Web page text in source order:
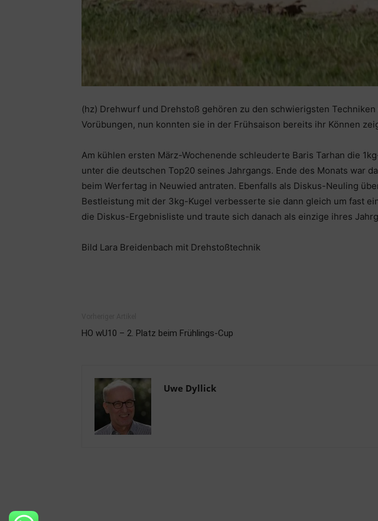
(hz) Drehwurf und Drehstoß gehören zu den schwierigsten
Vorübungen, nun konnten sie in der Frühsaison bereits ihr Können
Am kühlen ersten März-Wochenende schleuderte Baris Tarhan die
unter die deutschen Top20 seines Jahrgangs. Ende des Monats war
beim Werfertag in Neuwied antraten. Ebenfalls als Diskus-Neuling
Bestleistung mit der 3kg-Kugel verbesserte sie dann gleich um fast
die Diskus-Ergebnisliste und traute sich danach als einzige ihres
Bild Lara Breidenbach mit Drehstoßtechnik
HO wU10 – 2. Platz beim Frühlings-Cup
Uwe Dyllick